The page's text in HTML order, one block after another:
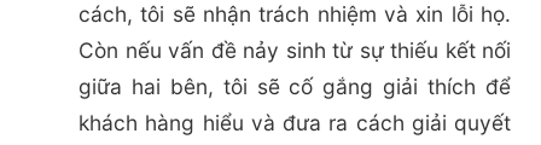
cách, tôi sẽ nhận trách nhiệm và xin lỗi họ.
Còn nếu vấn đề nảy sinh từ sự thiếu kết nối
giữa hai bên, tôi sẽ cố gắng giải thích để
khách hàng hiểu và đưa ra cách giải quyết